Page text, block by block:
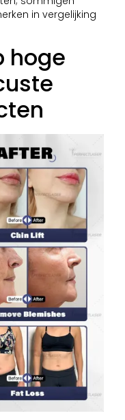
in vergelijking
hoge